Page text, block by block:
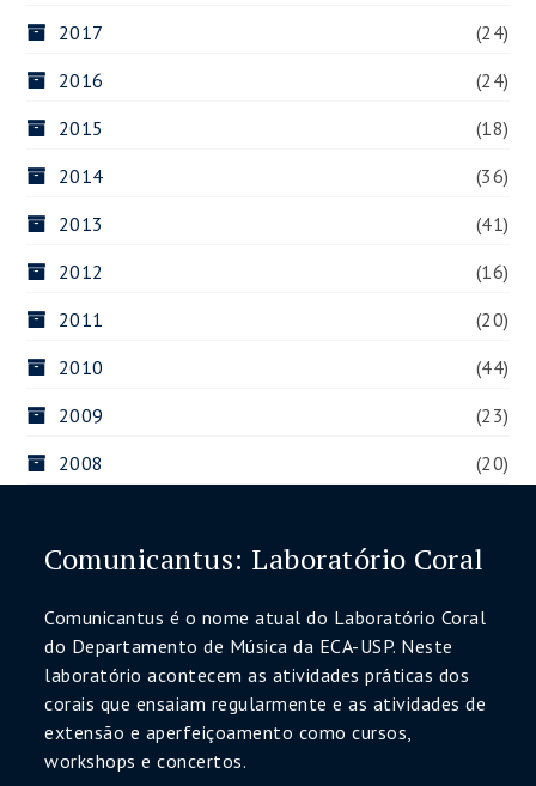
2017
(24)
2016
(24)
2015
(18)
2014
(36)
2013
(41)
2012
(16)
2011
(20)
2010
(44)
2009
(23)
2008
(20)
Comunicantus: Laboratório Coral
Comunicantus é o nome atual do Laboratório Coral
do Departamento de Música da ECA-USP. Neste
laboratório acontecem as atividades práticas dos
corais que ensaiam regularmente e as atividades de
extensão e aperfeiçoamento como cursos,
workshops e concertos.